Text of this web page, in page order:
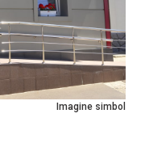
Imagine simbol